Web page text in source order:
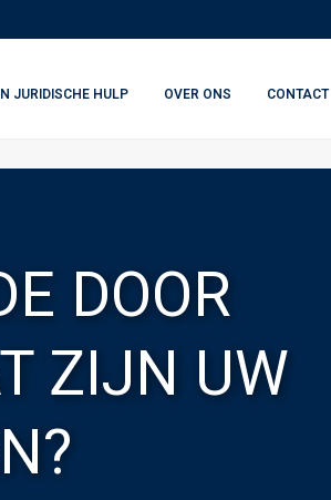
JURIDISCHE HULP OVER ONS CONTACT
DOOR
ZIJN UW